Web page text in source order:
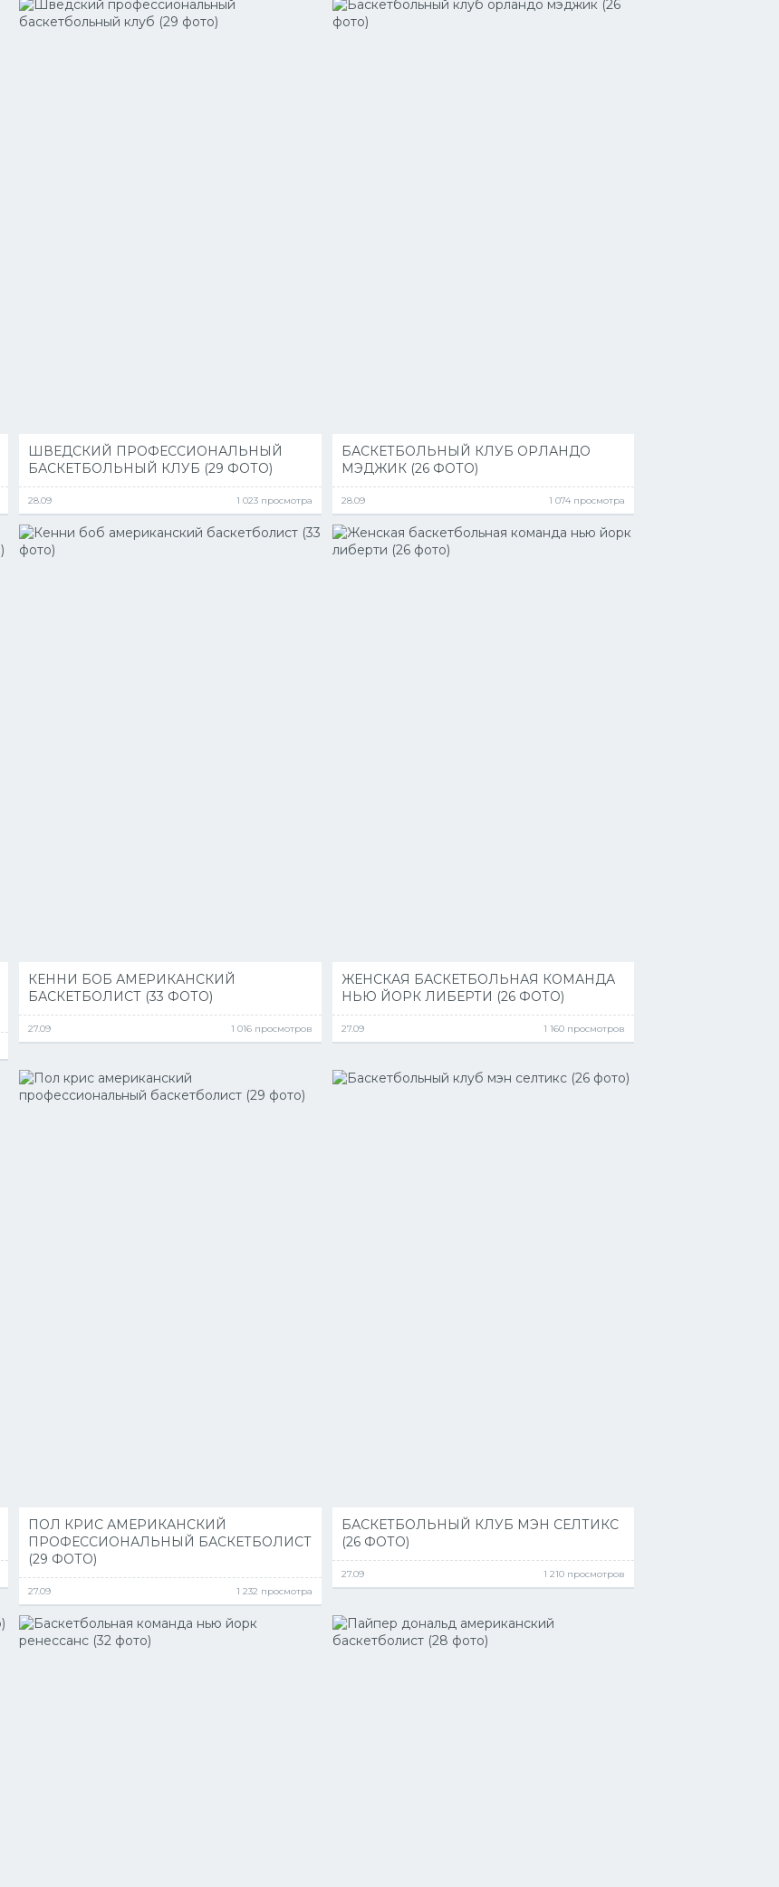
ШВЕДСКИЙ ПРОФЕССИОНАЛЬНЫЙ
БАСКЕТБОЛЬНЫЙ КЛУБ (29 ФОТО)
28.09 1 023 просмотра
БАСКЕТБОЛЬНЫЙ КЛУБ ОРЛАНДО
МЭДЖИК (26 ФОТО)
28.09 1 074 просмотра
КЕННИ БОБ АМЕРИКАНСКИЙ
БАСКЕТБОЛИСТ (33 ФОТО)
27.09 1 016 просмотров
ЖЕНСКАЯ БАСКЕТБОЛЬНАЯ КОМАНДА
НЬЮ ЙОРК ЛИБЕРТИ (26 ФОТО)
27.09 1 160 просмотров
ПОЛ КРИС АМЕРИКАНСКИЙ
ПРОФЕССИОНАЛЬНЫЙ БАСКЕТБОЛИСТ
(29 ФОТО)
27.09 1 232 просмотра
БАСКЕТБОЛЬНЫЙ КЛУБ МЭН СЕЛТИКС
(26 ФОТО)
27.09 1 210 просмотров